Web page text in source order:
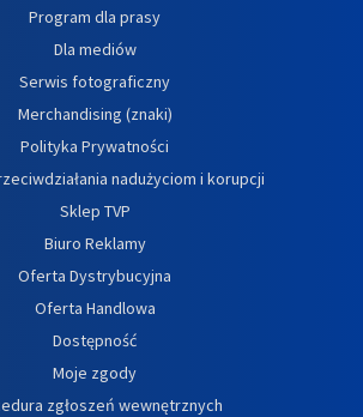
Program dla prasy
Dla mediów
Serwis fotograficzny
Merchandising (znaki)
Polityka Prywatności
nadużyciom i korupcji
Sklep TVP
Biuro Reklamy
Oferta Dystrybucyjna
Oferta Handlowa
Dostępność
Moje zgody
zgłoszeń wewnętrznych